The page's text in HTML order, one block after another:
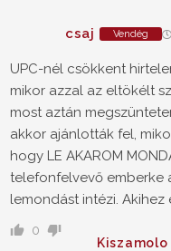
csaj Vendég
UPC-nél csökkent
mikor azzal az eltökélt
most aztán
akkor ajánlották fel,
hogy LE AKAROM
telefonfelvevő emberke
lemondást intézi. Akihez
0
Kiszamolo